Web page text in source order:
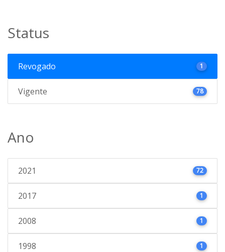
Status
Revogado 1
Vigente 78
Ano
2021 72
2017 1
2008 1
1998 1